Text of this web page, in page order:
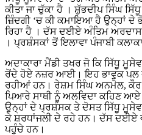
ਕੀਤਾ ਜਾ ਚੁੱਕਾ ਹੈ । ਸ਼ੁੱਭਦੀਪ ਸਿੰਘ
ਜ਼ਿੰਦਗੀ ‘ਚ ਕੀ ਕਮਾਇਆ ਹੈ ਉਨ੍ਹਾਂ
ਰਿਹਾ ਹੈ । ਦੱਸ ਦਈਏ ਅੰਤਿਮ
। ਪ੍ਰਸ਼ੰਸਕਾਂ ਤੋਂ ਇਲਾਵਾ ਪੰਜਾਬੀ
ਅਦਾਕਾਰਾ ਮੈਂਡੀ ਤਖਰ ਜੋ ਕਿ ਸਿੱਧੂ
ਰੋਂਦੇ ਹੋਏ ਨਜ਼ਰ ਆਈ। ਇਹ ਭਾਵੁਕ ਪਲ
ਰਹੀਆਂ ਹਨ। ਰੇਸ਼ਮ ਸਿੰਘ ਅਨਮੋਲ,
ਪਿਆਰੇ ਸਾਥੀ ਨੂੰ ਅਲਵਿਦਾ ਕਹਿਣ
ਉਨ੍ਹਾਂ ਦੇ ਪ੍ਰਸ਼ੰਸਕ ਤੇ ਦੋਸਤ ਸਿੱਧੂ
ਕੇ ਸ਼ਰਧਾਂਜਲੀ ਦੇ ਰਹੇ ਹਨ। ਦੱਸ ਦਈਏ
ਪਹੁੰਚੇ ਹਨ।